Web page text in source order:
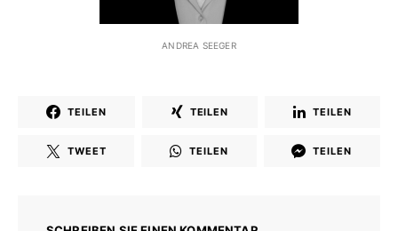
ANDREA SEEGER
TEILEN TEILEN TEILEN
TWEET TEILEN TEILEN